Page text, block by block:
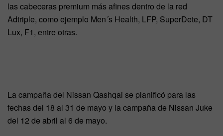
las cabeceras premium más afines dentro de la red
Adtriple, como ejemplo Men´s Health, LFP, SuperDete, DT
Lux, F1, entre otras.
La campaña del Nissan Qashqai se planificó para las
fechas del 18 al 31 de mayo y la campaña de Nissan Juke
del 12 de abril al 6 de mayo.